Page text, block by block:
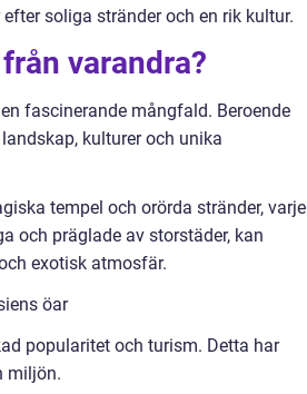
soliga stränder och en rik kultur.
varandra?
fascinerande mångfald. Beroende
kulturer och unika
tempel och orörda stränder, varje
och präglade av storstäder, kan
exotisk atmosfär.
öar
popularitet och turism. Detta har
miljön.